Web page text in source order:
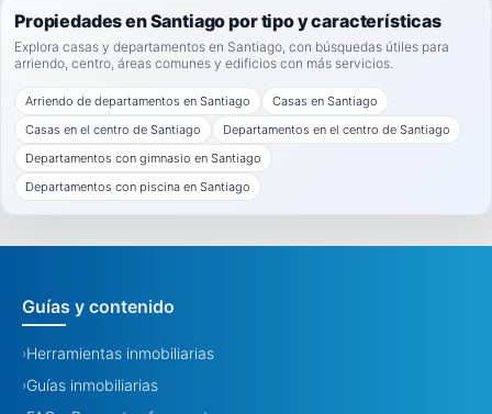
Propiedades en Santiago por tipo y características
Explora casas y departamentos en Santiago, con búsquedas útiles para
arriendo, centro, áreas comunes y edificios con más servicios.
Arriendo de departamentos en Santiago
Casas en Santiago
Casas en el centro de Santiago
Departamentos en el centro de Santiago
Departamentos con gimnasio en Santiago
Departamentos con piscina en Santiago
Guías y contenido
›Herramientas inmobiliarias
›Guías inmobiliarias